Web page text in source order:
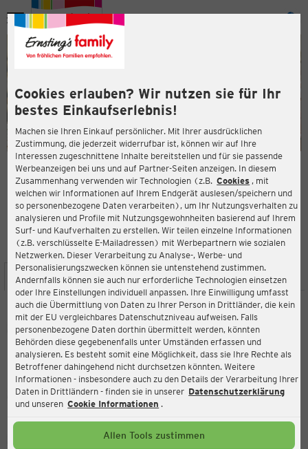
Cookies erlauben? Wir nutzen sie für Ihr
bestes Einkaufserlebnis!
Machen sie Ihren Einkauf persönlicher. Mit Ihrer ausdrücklichen
Zustimmung, die jederzeit widerrufbar ist, können wir auf Ihre
Interessen zugeschnittene Inhalte bereitstellen und für sie passende
Werbeanzeigen bei uns und auf Partner-Seiten anzeigen. In diesem
Zusammenhang verwenden wir Technologien (z.B. Cookies , mit
welchen wir Informationen auf Ihrem Endgerät auslesen/speichern und
so personenbezogene Daten verarbeiten), um Ihr Nutzungsverhalten zu
analysieren und Profile mit Nutzungsgewohnheiten basierend auf Ihrem
Surf- und Kaufverhalten zu erstellen. Wir teilen einzelne Informationen
(z.B. verschlüsselte E-Mailadressen) mit Werbepartnern wie sozialen
Netzwerken. Dieser Verarbeitung zu Analyse-, Werbe- und
Personalisierungszwecken können sie untenstehend zustimmen.
Andernfalls können sie auch nur erforderliche Technologien einsetzen
oder Ihre Einstellungen individuell anpassen. Ihre Einwilligung umfasst
auch die Übermittlung von Daten zu Ihrer Person in Drittländer, die kein
mit der EU vergleichbares Datenschutzniveau aufweisen. Falls
personenbezogene Daten dorthin übermittelt werden, könnten
Behörden diese gegebenenfalls unter Umständen erfassen und
analysieren. Es besteht somit eine Möglichkeit, dass sie Ihre Rechte als
Betroffener dahingehend nicht durchsetzen könnten. Weitere
Informationen - insbesondere auch zu den Details der Verarbeitung Ihrer
Daten in Drittländern - finden sie in unserer Datenschutzerklärung
und unseren Cookie Informationen .
Allen Tools zustimmen
Menü
ERNSTING'S FAMILY FILIALE
Nordstraße 1
04416 Markkleeberg
3,7
Bewertung:
STANDORT SERVICES SORTIMENT AKTIONEN
Ernsting's family
Nordstraße 1, 04416 Markkleeberg
Aktuell:
Geschlossen
Service Hotline